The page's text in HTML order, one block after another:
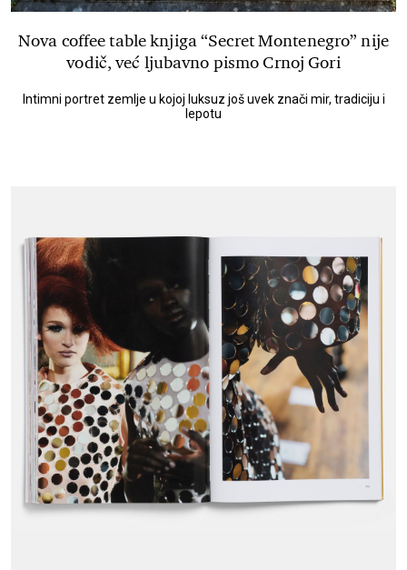
Nova coffee table knjiga “Secret Montenegro” nije
vodič, već ljubavno pismo Crnoj Gori
Intimni portret zemlje u kojoj luksuz još uvek znači mir, tradiciju i
lepotu